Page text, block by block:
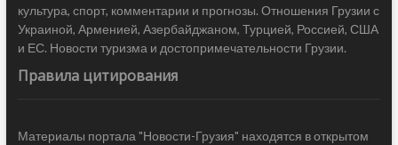
культура, спорт, комментарии и прогнозы. Отношения Грузии с
Украиной, Арменией, Азербайджаном, Турцией, Россией, США
и ЕС. Новости туризма и достопримечательности Грузии.
Правила цитирования
Материалы портала "Новости-Грузия" находятся в открытом